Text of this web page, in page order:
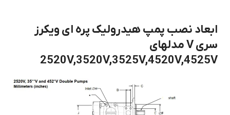
ابعاد نصب پمپ هیدرولیک پره ای ویکرز
سری V مدلهای
2520V,3520V,3525V,4520V,4525V